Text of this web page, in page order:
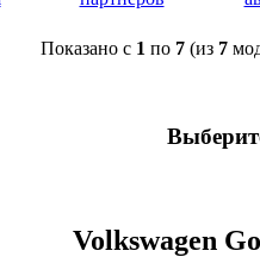
Показано с 1 по 7(из 7
Volkswagen